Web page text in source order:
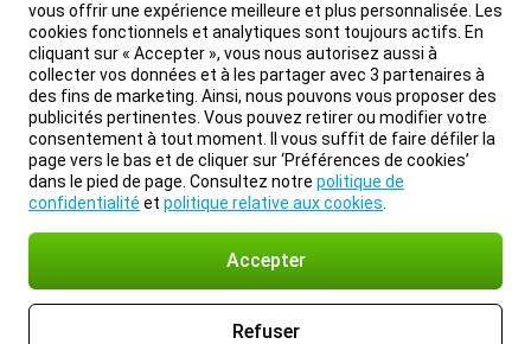
vous offrir une expérience meilleure et plus personnalisée. Les
cookies fonctionnels et analytiques sont toujours actifs. En
cliquant sur « Accepter », vous nous autorisez aussi à
collecter vos données et à les partager avec 3 partenaires à
des fins de marketing. Ainsi, nous pouvons vous proposer des
publicités pertinentes. Vous pouvez retirer ou modifier votre
consentement à tout moment. Il vous suffit de faire défiler la
page vers le bas et de cliquer sur ‘Préférences de cookies’
dans le pied de page. Consultez notre politique de
confidentialité et politique relative aux cookies
Accepter
Refuser